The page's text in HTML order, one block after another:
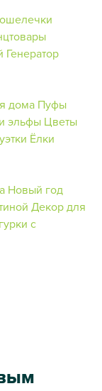
Генератор
дома Пуфы
эльфы Цветы
Ёлки
Новый год
Декор для
с